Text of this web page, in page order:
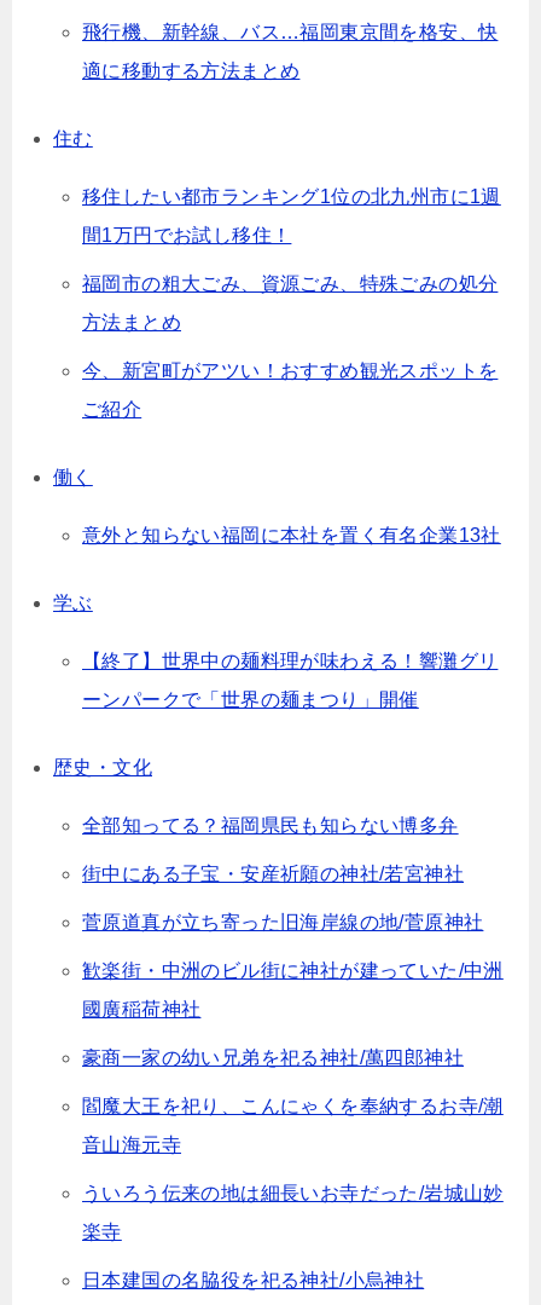
飛行機、新幹線、バス…福岡東京間を格安、快
適に移動する方法まとめ
住む
移住したい都市ランキング1位の北九州市に1週
間1万円でお試し移住！
福岡市の粗大ごみ、資源ごみ、特殊ごみの処分
方法まとめ
今、新宮町がアツい！おすすめ観光スポットを
ご紹介
働く
意外と知らない福岡に本社を置く有名企業13社
学ぶ
【終了】世界中の麺料理が味わえる！響灘グリ
ーンパークで「世界の麺まつり」開催
歴史・文化
全部知ってる？福岡県民も知らない博多弁
街中にある子宝・安産祈願の神社/若宮神社
菅原道真が立ち寄った旧海岸線の地/菅原神社
歓楽街・中洲のビル街に神社が建っていた/中洲
國廣稲荷神社
豪商一家の幼い兄弟を祀る神社/萬四郎神社
閻魔大王を祀り、こんにゃくを奉納するお寺/潮
音山海元寺
ういろう伝来の地は細長いお寺だった/岩城山妙
楽寺
日本建国の名脇役を祀る神社/小烏神社